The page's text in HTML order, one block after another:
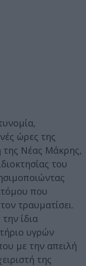
ώρες της
της Νέας Μάκρης,
του
που
τραυματίσει.
ίδια
υγρών
με την απειλή
της